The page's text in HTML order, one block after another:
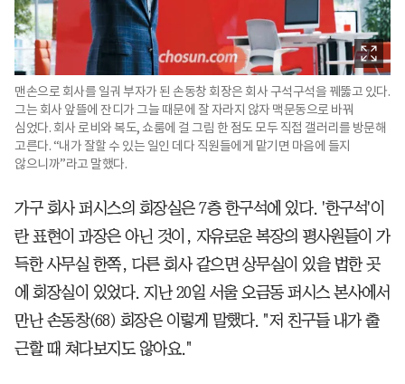
맨손으로 회사를 일궈 부자가 된 손동창 회장은 회사 구석구석을 꿰뚫고 있다.
그는 회사 앞뜰에 잔디가 그늘 때문에 잘 자라지 않자 맥문동으로 바꿔
심었다. 회사 로비와 복도, 쇼룸에 걸 그림 한 점도 모두 직접 갤러리를 방문해
고른다. “내가 잘할 수 있는 일인 데다 직원들에게 맡기면 마음에 들지
않으니까”라고 말했다.
가구 회사 퍼시스의 회장실은 7층 한구석에 있다. '한구석'이
란 표현이 과장은 아닌 것이, 자유로운 복장의 평사원들이 가
득한 사무실 한쪽, 다른 회사 같으면 상무실이 있을 법한 곳
에 회장실이 있었다. 지난 20일 서울 오금동 퍼시스 본사에서
만난 손동창(68) 회장은 이렇게 말했다. "저 친구들 내가 출
근할 때 쳐다보지도 않아요."